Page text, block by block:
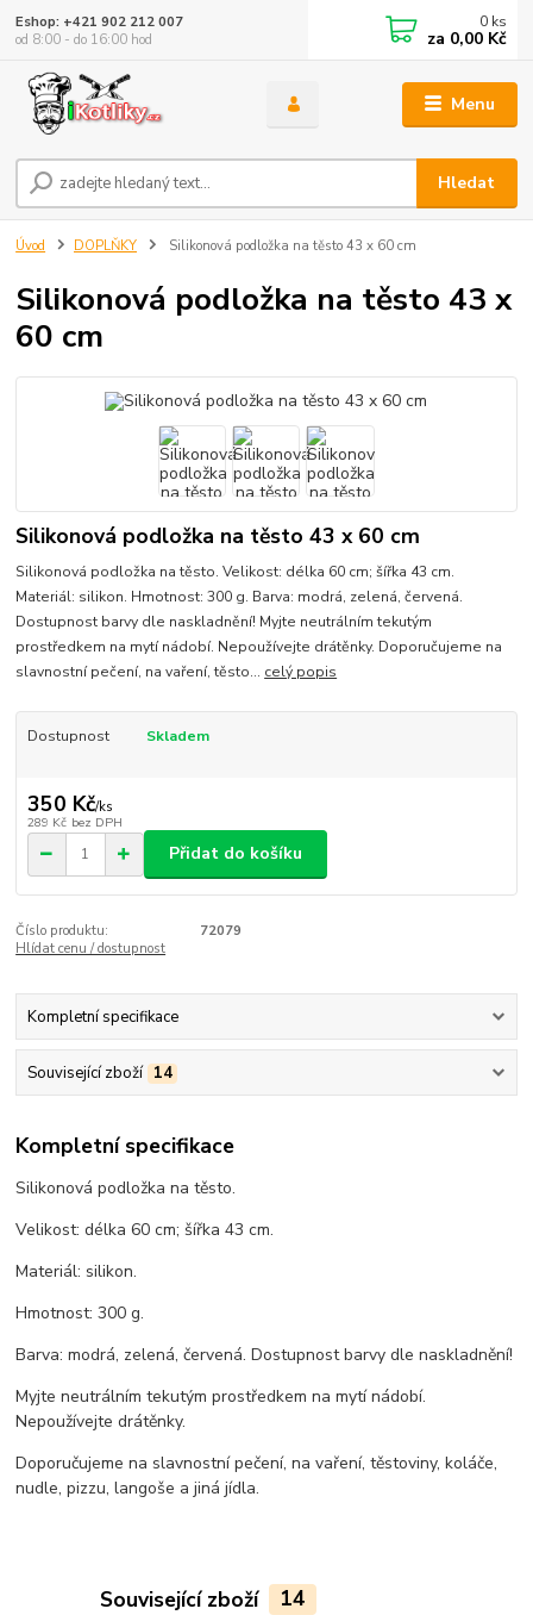
Menu
Hledat
Eshop: +421 902 212 007
od 8:00 - do 16:00 hod
0 ks
za 0,00 Kč
Úvod DOPLŇKY Silikonová podložka na těsto 43 x 60 cm
Silikonová podložka na těsto 43 x
60 cm
Silikonová podložka na těsto 43 x 60 cm
Silikonová podložka na těsto. Velikost: délka 60 cm; šířka 43 cm.
Materiál: silikon. Hmotnost: 300 g. Barva: modrá, zelená, červená.
Dostupnost barvy dle naskladnění! Myjte neutrálním tekutým
prostředkem na mytí nádobí. Nepoužívejte drátěnky. Doporučujeme na
slavnostní pečení, na vaření, těsto... celý popis
Dostupnost Skladem
350 Kč/ks
289 Kč bez DPH
Přidat do košíku
Číslo produktu:
72079
Hlídat cenu / dostupnost
Kompletní specifikace
Související zboží 14
Kompletní specifikace
Silikonová podložka na těsto.
Velikost: délka 60 cm; šířka 43 cm.
Materiál: silikon.
Hmotnost: 300 g.
Barva: modrá, zelená, červená. Dostupnost barvy dle naskladnění!
Myjte neutrálním tekutým prostředkem na mytí nádobí.
Nepoužívejte drátěnky.
Doporučujeme na slavnostní pečení, na vaření, těstoviny, koláče,
nudle, pizzu, langoše a jiná jídla.
Související zboží 14